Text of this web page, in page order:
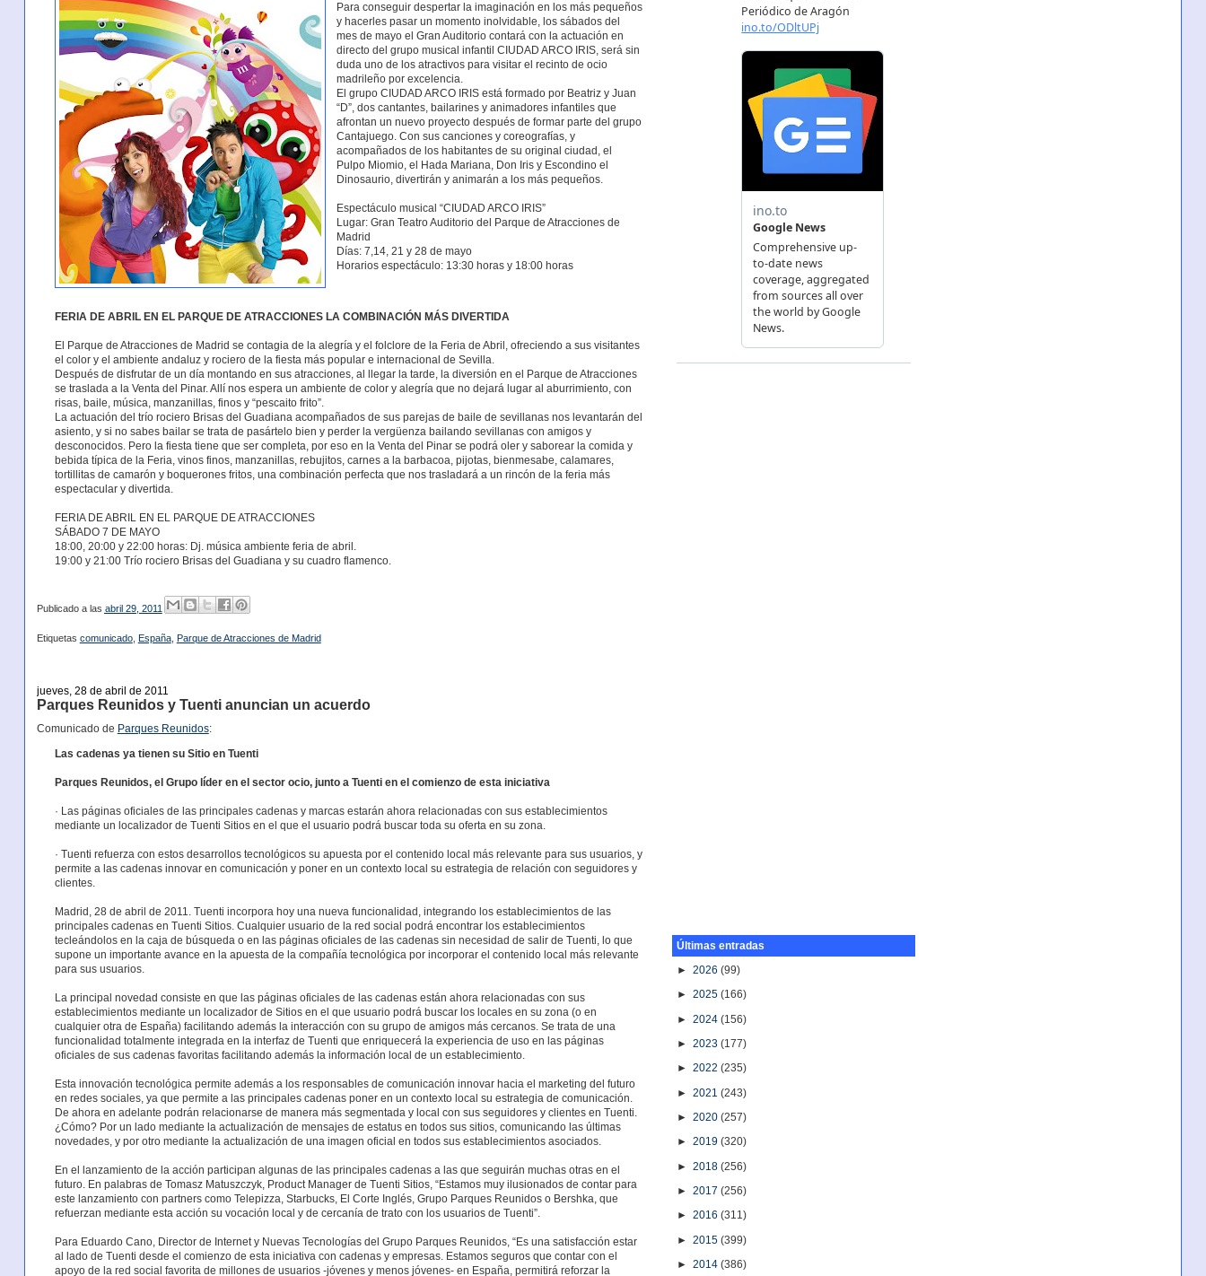
Para conseguir despertar la imaginación en los más pequeños
y hacerles pasar un momento inolvidable, los sábados del
mes de mayo el Gran Auditorio contará con la actuación en
directo del grupo musical infantil CIUDAD ARCO IRIS, será sin
duda uno de los atractivos para visitar el recinto de ocio
madrileño por excelencia.
El grupo CIUDAD ARCO IRIS está formado por Beatriz y Juan
“D”, dos cantantes, bailarines y animadores infantiles que
afrontan un nuevo proyecto después de formar parte del grupo
Cantajuego. Con sus canciones y coreografías, y
acompañados de los habitantes de su original ciudad, el
Pulpo Miomio, el Hada Mariana, Don Iris y Escondino el
Dinosaurio, divertirán y animarán a los más pequeños.
Espectáculo musical “CIUDAD ARCO IRIS”
Lugar: Gran Teatro Auditorio del Parque de Atracciones de
Madrid
Días: 7,14, 21 y 28 de mayo
Horarios espectáculo: 13:30 horas y 18:00 horas
FERIA DE ABRIL EN EL PARQUE DE ATRACCIONES LA COMBINACIÓN MÁS DIVERTIDA
El Parque de Atracciones de Madrid se contagia de la alegría y el folclore de la Feria de Abril, ofreciendo a sus visitantes
el color y el ambiente andaluz y rociero de la fiesta más popular e internacional de Sevilla.
Después de disfrutar de un día montando en sus atracciones, al llegar la tarde, la diversión en el Parque de Atracciones
se traslada a la Venta del Pinar. Allí nos espera un ambiente de color y alegría que no dejará lugar al aburrimiento, con
risas, baile, música, manzanillas, finos y “pescaito frito”.
La actuación del trío rociero Brisas del Guadiana acompañados de sus parejas de baile de sevillanas nos levantarán del
asiento, y si no sabes bailar se trata de pasártelo bien y perder la vergüenza bailando sevillanas con amigos y
desconocidos. Pero la fiesta tiene que ser completa, por eso en la Venta del Pinar se podrá oler y saborear la comida y
bebida típica de la Feria, vinos finos, manzanillas, rebujitos, carnes a la barbacoa, pijotas, bienmesabe, calamares,
tortillitas de camarón y boquerones fritos, una combinación perfecta que nos trasladará a un rincón de la feria más
espectacular y divertida.
FERIA DE ABRIL EN EL PARQUE DE ATRACCIONES
SÁBADO 7 DE MAYO
18:00, 20:00 y 22:00 horas: Dj. música ambiente feria de abril.
19:00 y 21:00 Trío rociero Brisas del Guadiana y su cuadro flamenco.
Publicado a las abril 29, 2011
Etiquetas comunicado, España, Parque de Atracciones de Madrid
jueves, 28 de abril de 2011
Parques Reunidos y Tuenti anuncian un acuerdo
Comunicado de Parques Reunidos:
Las cadenas ya tienen su Sitio en Tuenti
Parques Reunidos, el Grupo líder en el sector ocio, junto a Tuenti en el comienzo de esta iniciativa
· Las páginas oficiales de las principales cadenas y marcas estarán ahora relacionadas con sus establecimientos
mediante un localizador de Tuenti Sitios en el que el usuario podrá buscar toda su oferta en su zona.
· Tuenti refuerza con estos desarrollos tecnológicos su apuesta por el contenido local más relevante para sus usuarios, y
permite a las cadenas innovar en comunicación y poner en un contexto local su estrategia de relación con seguidores y
clientes.
Madrid, 28 de abril de 2011. Tuenti incorpora hoy una nueva funcionalidad, integrando los establecimientos de las
principales cadenas en Tuenti Sitios. Cualquier usuario de la red social podrá encontrar los establecimientos
tecleándolos en la caja de búsqueda o en las páginas oficiales de las cadenas sin necesidad de salir de Tuenti, lo que
supone un importante avance en la apuesta de la compañía tecnológica por incorporar el contenido local más relevante
para sus usuarios.
La principal novedad consiste en que las páginas oficiales de las cadenas están ahora relacionadas con sus
establecimientos mediante un localizador de Sitios en el que usuario podrá buscar los locales en su zona (o en
cualquier otra de España) facilitando además la interacción con su grupo de amigos más cercanos. Se trata de una
funcionalidad totalmente integrada en la interfaz de Tuenti que enriquecerá la experiencia de uso en las páginas
oficiales de sus cadenas favoritas facilitando además la información local de un establecimiento.
Esta innovación tecnológica permite además a los responsables de comunicación innovar hacia el marketing del futuro
en redes sociales, ya que permite a las principales cadenas poner en un contexto local su estrategia de comunicación.
De ahora en adelante podrán relacionarse de manera más segmentada y local con sus seguidores y clientes en Tuenti.
¿Cómo? Por un lado mediante la actualización de mensajes de estatus en todos sus sitios, comunicando las últimas
novedades, y por otro mediante la actualización de una imagen oficial en todos sus establecimientos asociados.
En el lanzamiento de la acción participan algunas de las principales cadenas a las que seguirán muchas otras en el
futuro. En palabras de Tomasz Matuszczyk, Product Manager de Tuenti Sitios, “Estamos muy ilusionados de contar para
este lanzamiento con partners como Telepizza, Starbucks, El Corte Inglés, Grupo Parques Reunidos o Bershka, que
refuerzan mediante esta acción su vocación local y de cercanía de trato con los usuarios de Tuenti”.
Para Eduardo Cano, Director de Internet y Nuevas Tecnologías del Grupo Parques Reunidos, “Es una satisfacción estar
al lado de Tuenti desde el comienzo de esta iniciativa con cadenas y empresas. Estamos seguros que contar con el
apoyo de la red social favorita de millones de usuarios -jóvenes y menos jóvenes- en España, permitirá reforzar la
Últimas entradas
►2026(99)
►2025(166)
►2024(156)
►2023(177)
►2022(235)
►2021(243)
►2020(257)
►2019(320)
►2018(256)
►2017(256)
►2016(311)
►2015(399)
►2014(386)